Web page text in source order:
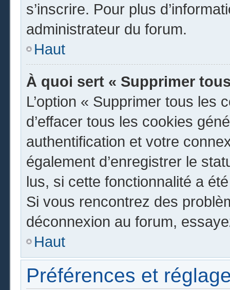
s’inscrire. Pour plus
administrateur du forum.
Haut
À quoi sert « Supprimer
L’option « Supprimer tous les
d’effacer tous les cookies
authentification et votre
également d’enregistrer le
lus, si cette fonctionnalité a
Si vous rencontrez des
déconnexion au forum,
Haut
Préférences et